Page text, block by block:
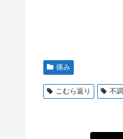
痛み
こむら返り 不調